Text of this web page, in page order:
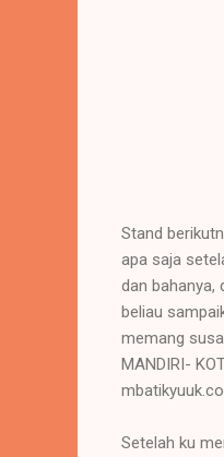
Stand
apa saja
dan bahanya,
beliau
memang
MANDIRI-
Setelah ku